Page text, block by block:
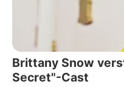
Brittany Snow
Secret"-Cast